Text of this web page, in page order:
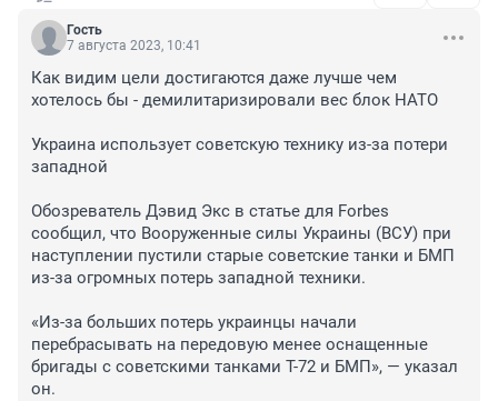
Гость
7 августа 2023, 10:41
Как видим цели достигаются даже лучше чем
хотелось бы - демилитаризировали вес блок НАТО
Украина использует советскую технику из-за потери
западной
Обозреватель Дэвид Экс в статье для Forbes
сообщил, что Вооруженные силы Украины (ВСУ) при
наступлении пустили старые советские танки и БМП
из-за огромных потерь западной техники.
«Из-за больших потерь украинцы начали
перебрасывать на передовую менее оснащенные
бригады с советскими танками Т-72 и БМП», — указал
он.